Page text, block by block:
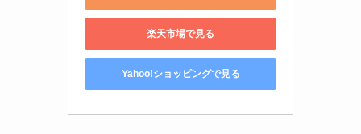
楽天市場で見る
Yahoo!ショッピングで見る